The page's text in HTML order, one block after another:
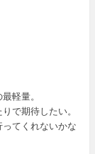
軽量。
で期待したい。
てくれないかな